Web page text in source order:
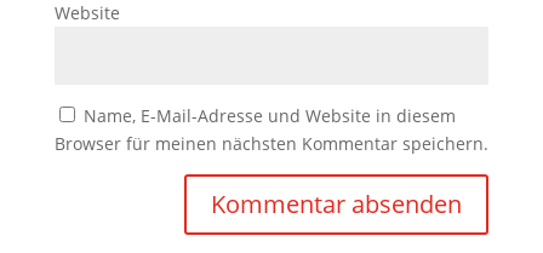
Website
Name, E-Mail-Adresse und Website in diesem
Browser für meinen nächsten Kommentar speichern.